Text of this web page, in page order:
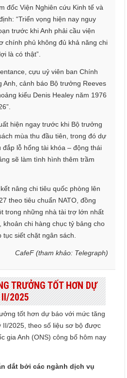
đốc Viện Nghiên cứu Kinh tế và
“Triển vọng hiện nay nguy
trước khi Anh phải cầu viện
chính phủ không đủ khả năng chi
là có thật”.
cựu uỷ viên ban Chính
Anh, cảnh báo Bộ trưởng Reeves
kiểu Denis Healey năm 1976
hiện ngay trước khi Bộ trưởng
mùa thu đầu tiên, trong đó dự
đắp lỗ hổng tài khóa – động thái
sẽ làm tình hình thêm trầm
nâng chi tiêu quốc phòng lên
theo tiêu chuẩn NATO, đồng
trong những nhà tài trợ lớn nhất
khoản chi hàng chục tỷ bảng cho
siết chặt ngân sách.
CafeF (tham khảo: Telegraph)
TRƯỞNG TỐT HƠN DỰ
II/2025
tốt hơn dự báo với mức tăng
II/2025, theo số liệu sơ bộ được
gia Anh (ONS) công bố hôm nay
dắt bởi các ngành dịch vụ